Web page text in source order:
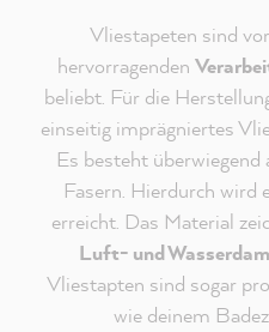
Vliestapeten sind
hervorragenden
beliebt. Für die
einseitig imprägniertes
Es besteht
Fasern. Hierdurch wird
erreicht. Das Material
Luft- und
Vliestapten sind sogar
wie deinem
Redaktioneller